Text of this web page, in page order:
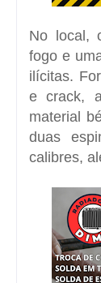
No local,
fogo e
ilícitas.
ecrack,
material
duas
calibres,